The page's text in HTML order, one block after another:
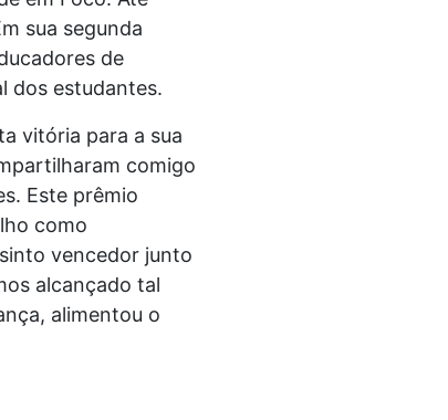
sua segunda
de
dos estudantes.
vitória para a sua
comigo
Este prêmio
como
vencedor junto
alcançado tal
alimentou o